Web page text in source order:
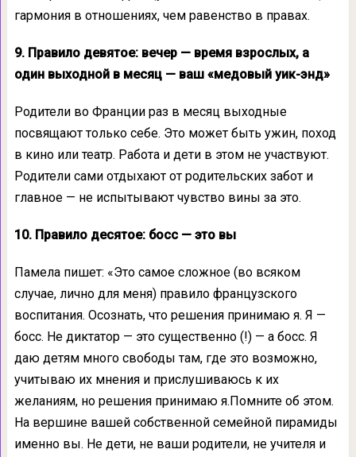
гармония в отношениях, чем равенство в правах.
9. Правило девятое: вечер — время взрослых, а
один выходной в месяц — ваш «медовый уик-энд»
Родители во Франции раз в месяц выходные
посвящают только себе. Это может быть ужин, поход
в кино или театр. Работа и дети в этом не участвуют.
Родители сами отдыхают от родительских забот и
главное — не испытывают чувство вины за это.
10. Правило десятое: босс — это вы
Памела пишет: «Это самое сложное (во всяком
случае, лично для меня) правило французского
воспитания. Осознать, что решения принимаю я. Я —
босс. Не диктатор — это существенно (!) — а босс. Я
даю детям много свободы там, где это возможно,
учитываю их мнения и прислушиваюсь к их
желаниям, но решения принимаю я.Помните об этом.
На вершине вашей собственной семейной пирамиды
именно вы. Не дети, не ваши родители, не учителя и